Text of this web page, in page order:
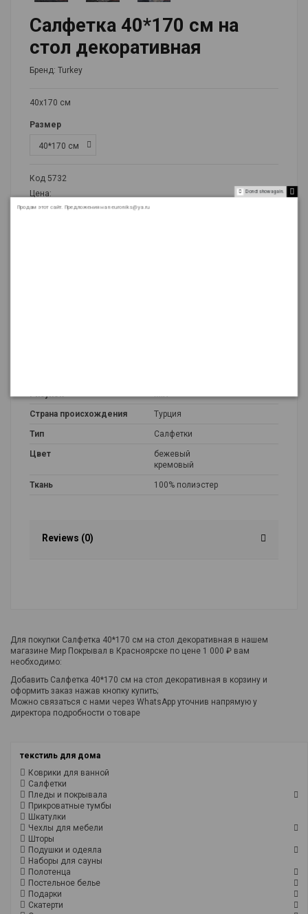
Салфетка 40*170 см на
стол декоративная
Бренд: Turkey
40х170 см
Размер
Код 5732
Цена:
1 000 ₽
Рисунок MIX
Страна происхождения Турция
Тип Салфетки
Цвет
бежевый
кремовый
Ткань 100% полиэстер
Reviews (0)
Для покупки Салфетка 40*170 см на стол декоративная в нашем
магазине Мир Покрывал в Красноярске по цене 1 000 ₽ вам
необходимо:
Добавить Салфетка 40*170 см на стол декоративная в корзину и
оформить заказ нажав кнопку купить;
Можно связаться с нами через WhatsApp уточнив напрямую у
директора подробности о товаре
текстиль для дома
Коврики для ванной
Салфетки
Пледы и покрывала
Прикроватные тумбы
Шкатулки
Чехлы для мебели
Шторы
Подушки и одеяла
Наборы для сауны
Полотенца
Постельное белье
Подарки
Скатерти
Do not show again.
Продам этот сайт. Предложения на neuroniks@ya.ru